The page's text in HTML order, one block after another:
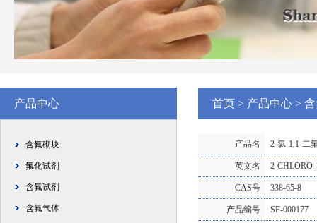
产品中心
含氟砌块
氟化试剂
含氟试剂
含氟气体
首页 > 产品中心 >
产品名 2-氯-1,1-二
英文名 2-
CAS号 338-65-8
产品编号 SF-000177